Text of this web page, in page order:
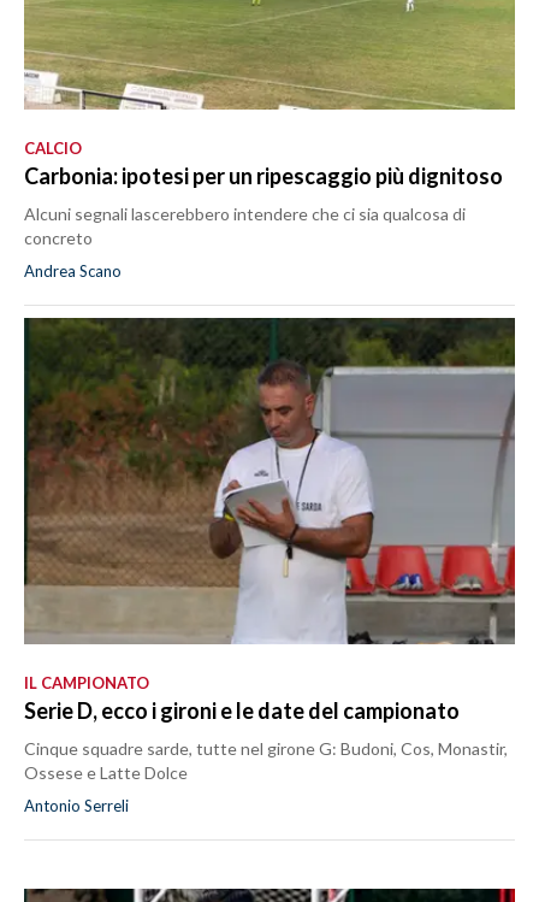
CALCIO
Carbonia: ipotesi per un ripescaggio più dignitoso
Alcuni segnali lascerebbero intendere che ci sia qualcosa di
concreto
Andrea Scano
IL CAMPIONATO
Serie D, ecco i gironi e le date del campionato
Cinque squadre sarde, tutte nel girone G: Budoni, Cos, Monastir,
Ossese e Latte Dolce
Antonio Serreli